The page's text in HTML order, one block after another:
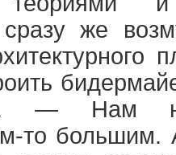
же
— Нам
то большим.